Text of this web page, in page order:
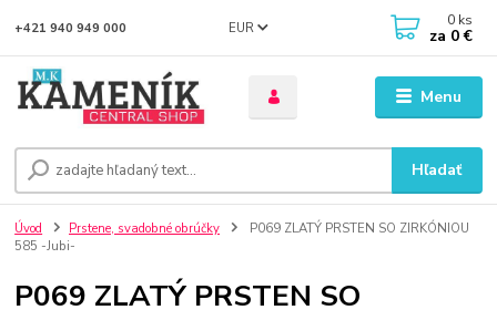
Menu
EUR
Hľadať
+421 940 949 000 0 ks
za 0 €
Úvod Prstene, svadobné obrúčky
P069 ZLATÝ PRSTEN SO ZIRKÓNIOU
585 -Jubi-
P069 ZLATÝ PRSTEN SO